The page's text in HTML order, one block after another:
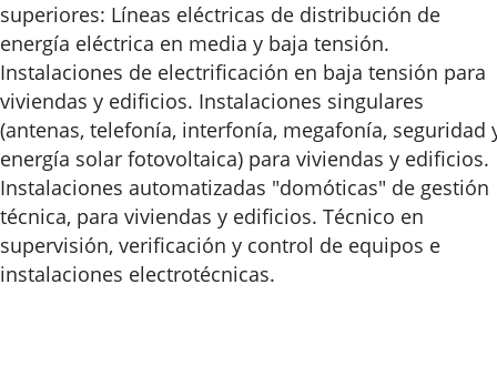
superiores: Líneas eléctricas de distribución de
energía eléctrica en media y baja tensión.
Instalaciones de electrificación en baja tensión para
viviendas y edificios. Instalaciones singulares
(antenas, telefonía, interfonía, megafonía, seguridad
energía solar fotovoltaica) para viviendas y edificios.
Instalaciones automatizadas "domóticas" de gestión
técnica, para viviendas y edificios. Técnico en
supervisión, verificación y control de equipos e
instalaciones electrotécnicas.